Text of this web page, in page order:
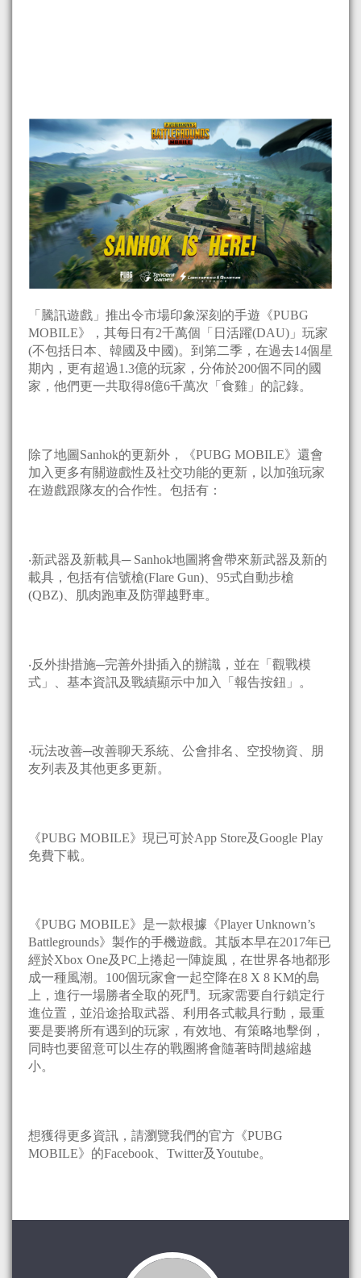
「騰訊遊戲」推出令市場印象深刻的手遊《PUBG
MOBILE》，其每日有2千萬個「日活躍(DAU)」玩家
(不包括日本、韓國及中國)。到第二季，在過去14個星
期內，更有超過1.3億的玩家，分佈於200個不同的國
家，他們更一共取得8億6千萬次「食雞」的記錄。
除了地圖Sanhok的更新外，《PUBG MOBILE》還會
加入更多有關遊戲性及社交功能的更新，以加強玩家
在遊戲跟隊友的合作性。包括有：
‧新武器及新載具─ Sanhok地圖將會帶來新武器及新的
載具，包括有信號槍(Flare Gun)、95式自動步槍
(QBZ)、肌肉跑車及防彈越野車。
‧反外掛措施─完善外掛插入的辦識，並在「觀戰模
式」、基本資訊及戰績顯示中加入「報告按鈕」。
‧玩法改善─改善聊天系統、公會排名、空投物資、朋
友列表及其他更多更新。
《PUBG MOBILE》現已可於App Store及Google Play
免費下載。
《PUBG MOBILE》是一款根據《Player Unknown’s
Battlegrounds》製作的手機遊戲。其版本早在2017年已
經於Xbox One及PC上捲起一陣旋風，在世界各地都形
成一種風潮。100個玩家會一起空降在8 X 8 KM的島
上，進行一場勝者全取的死鬥。玩家需要自行鎖定行
進位置，並沿途拾取武器、利用各式載具行動，最重
要是要將所有遇到的玩家，有效地、有策略地擊倒，
同時也要留意可以生存的戰圈將會隨著時間越縮越
小。
想獲得更多資訊，請瀏覽我們的官方《PUBG
MOBILE》的Facebook、Twitter及Youtube。